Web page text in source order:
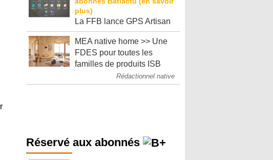
La FFB lance GPS Artisan
MEA native home >> Une
FDES pour toutes les
familles de produits ISB
Rédactionnel native
Réservé aux abonnés